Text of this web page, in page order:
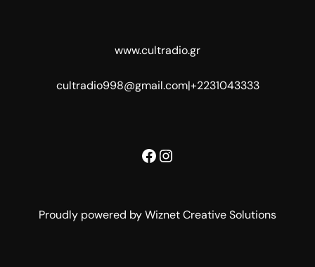
www.cultradio.gr
cultradio998@gmail.com|+2231043333
Facebook
Instagram
Proudly powered by Wiznet Creative Solutions